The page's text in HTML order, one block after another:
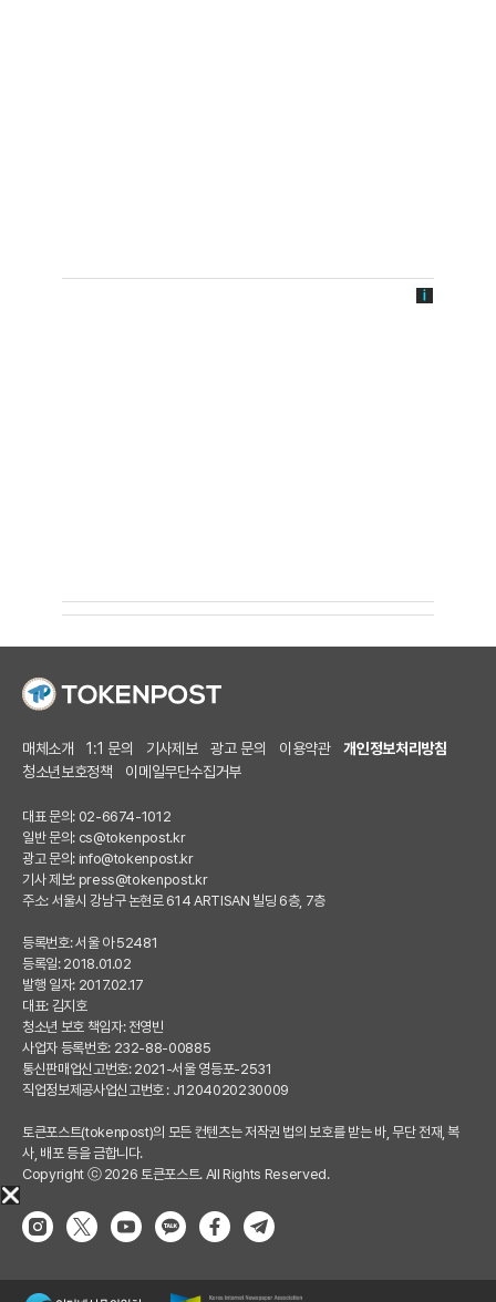
매체소개 1:1 문의 기사제보 광고 문의 이용약관
개인정보처리방침
청소년보호정책
이메일무단수집거부
대표 문의: 02-6674-1012
일반 문의: cs@tokenpost.kr
광고 문의: info@tokenpost.kr
기사 제보: press@tokenpost.kr
주소: 서울시 강남구 논현로 614 ARTISAN 빌딩 6층, 7층
등록번호: 서울 아 52481
등록일: 2018.01.02
발행 일자: 2017.02.17
대표: 김지호
청소년 보호 책임자: 전영빈
사업자 등록번호: 232-88-00885
통신판매업신고번호: 2021-서울 영등포-2531
직업정보제공사업신고번호 : J1204020230009
토큰포스트(tokenpost)의 모든 컨텐츠는 저작권 법의 보호를 받는 바, 무단 전재, 복
사, 배포 등을 금합니다.
Copyright ⓒ 2026 토큰포스트. All Rights Reserved.